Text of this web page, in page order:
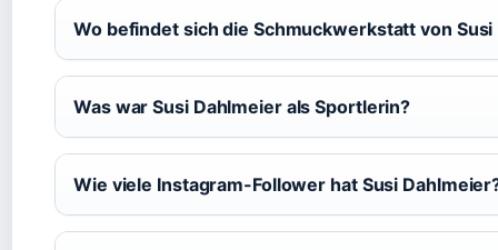
Wo befindet sich die Schmuckwerkstatt von Susi
Was war Susi Dahlmeier als Sportlerin?
Wie viele Instagram-Follower hat Susi